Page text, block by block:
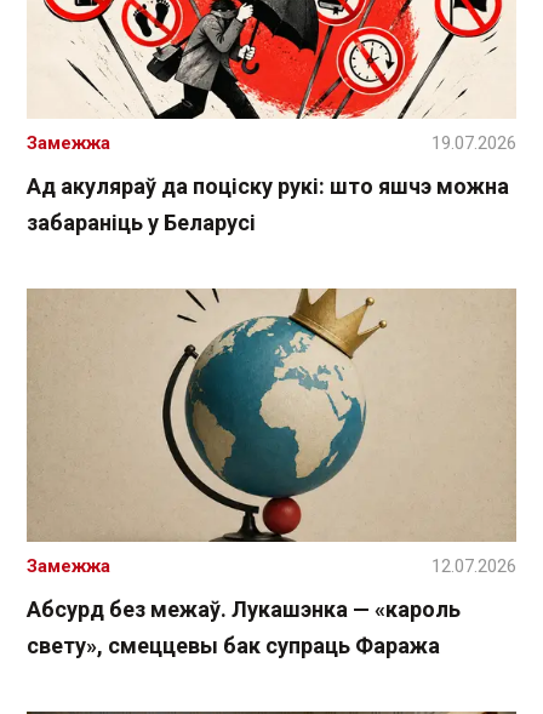
Ад акуляраў да поціску рукі: што яшчэ можна
забараніць у Беларусі
Замежжа 19.07.2026
Абсурд без межаў. Лукашэнка — «кароль
свету», смеццевы бак супраць Фаража
Замежжа 12.07.2026